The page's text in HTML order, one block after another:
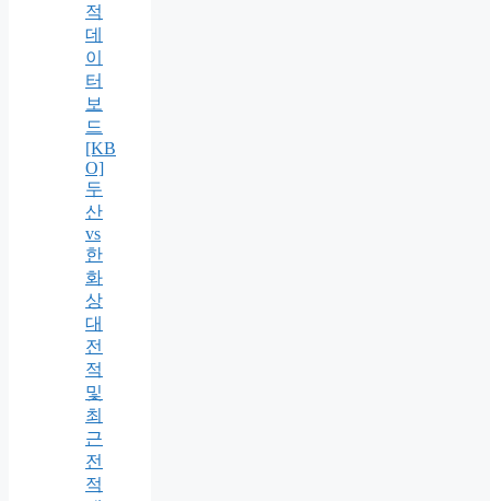
적
데
이
터
보
드
[KB
O]
두
산
vs
한
화
상
대
전
적
및
최
근
전
적